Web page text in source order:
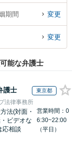
したい』などでお困り
期間 変更
変更
能な弁護士
護士 東京都
法律事務所
法(対面・
ビデオな
応相談
営業時間：0
6:30~22:00
（平日）